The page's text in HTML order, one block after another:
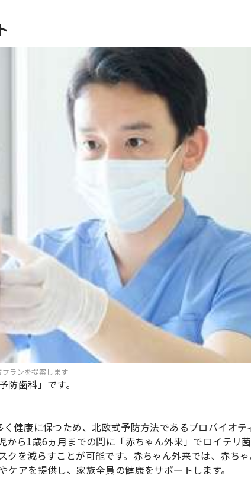
ランを提案します
歯科」です。
健康に保つため、北欧式予防方法であるプロバイオテ
から1歳6ヵ月までの間に「赤ちゃん外来」でロイテリ
クを減らすことが可能です。赤ちゃん外来では、赤ち
アを提供し、家族全員の健康をサポートします。